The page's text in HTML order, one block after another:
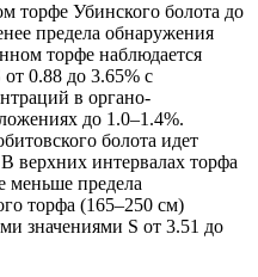
торфе Убинского болота до
предела обнаружения
торфе наблюдается
0.88 до 3.65% с
в органо-
до 1.0–1.4%.
болота идет
верхних интервалах торфа
меньше предела
торфа (165–250 см)
значениями S от 3.51 до